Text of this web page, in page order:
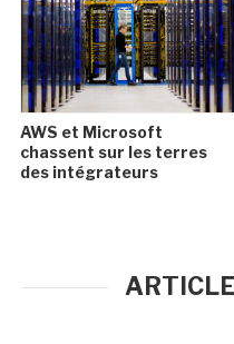
AWS et Microsoft
chassent sur les terres
des intégrateurs